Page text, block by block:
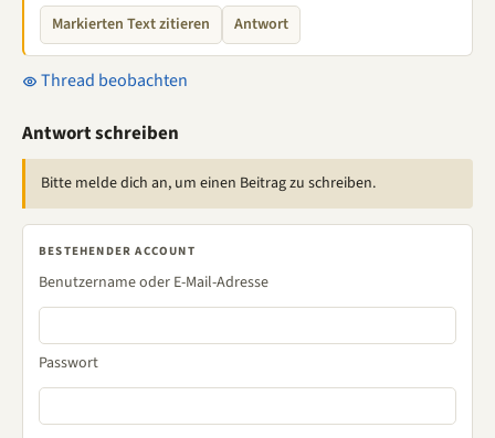
Markierten Text zitieren Antwort
Thread beobachten
Antwort schreiben
Bitte melde dich an, um einen Beitrag zu schreiben.
BESTEHENDER ACCOUNT
Benutzername oder E-Mail-Adresse
Passwort